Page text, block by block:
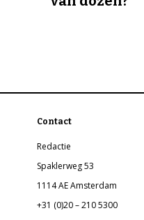
Contact
Redactie
Spaklerweg 53
1114 AE Amsterdam
+31 (0)20 – 210 5300